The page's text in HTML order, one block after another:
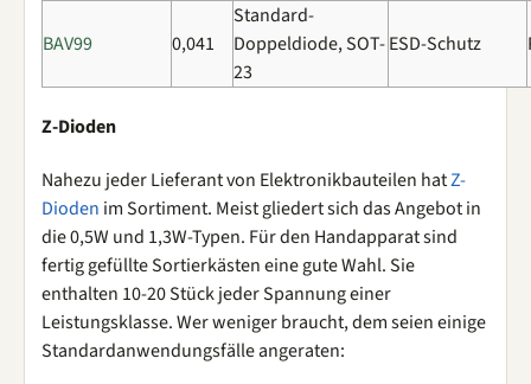
BAV99 0,041
Standard-
Doppeldiode, SOT-
23
ESD-Schutz
Z-Dioden
Nahezu jeder Lieferant von Elektronikbauteilen hatZ-
Dioden im Sortiment. Meist gliedert sich das Angebot in
die 0,5W und 1,3W-Typen. Für den Handapparat sind
fertig gefüllte Sortierkästen eine gute Wahl. Sie
enthalten 10-20 Stück jeder Spannung einer
Leistungsklasse. Wer weniger braucht, dem seien einige
Standardanwendungsfälle angeraten: